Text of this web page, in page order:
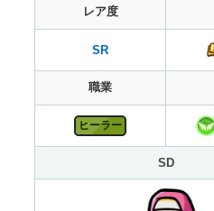
レア度
SR
職業
ヒーラー
SD